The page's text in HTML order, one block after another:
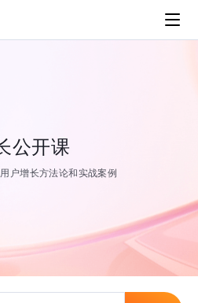
公开课
户增长方法论和实战案例